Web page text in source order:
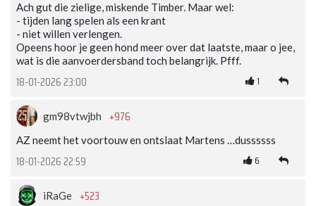
Ach gut die zielige, miskende Timber. Maar wel:
- tijden lang spelen als een krant
- niet willen verlengen.
Opeens hoor je geen hond meer over dat laatste, maar o jee,
wat is die aanvoerdersband toch belangrijk. Pfff.
18-01-2026 23:00 1
gm98vtwjbh +976
AZ neemt het voortouw en ontslaat Martens …dussssss
18-01-2026 22:59 6
iRaGe +523